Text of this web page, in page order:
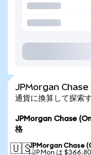
JPMorgan Chase
通貨に換算して探索
JPMorgan Chase
格
🇺🇸JPMorgan Chase
1 JPMon は